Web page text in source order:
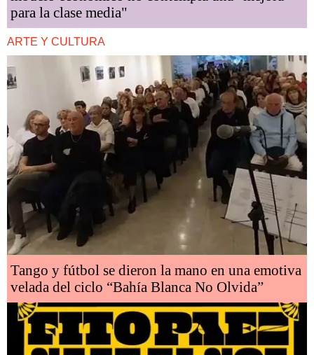
para la clase media"
ARTE Y CULTURA
Tango y fútbol se dieron la mano en una emotiva
velada del ciclo “Bahía Blanca No Olvida”